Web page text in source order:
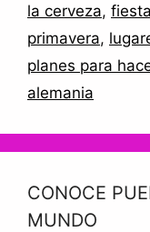
la cerveza,
primavera,
planes para
alemania
CONOCE
MUNDO